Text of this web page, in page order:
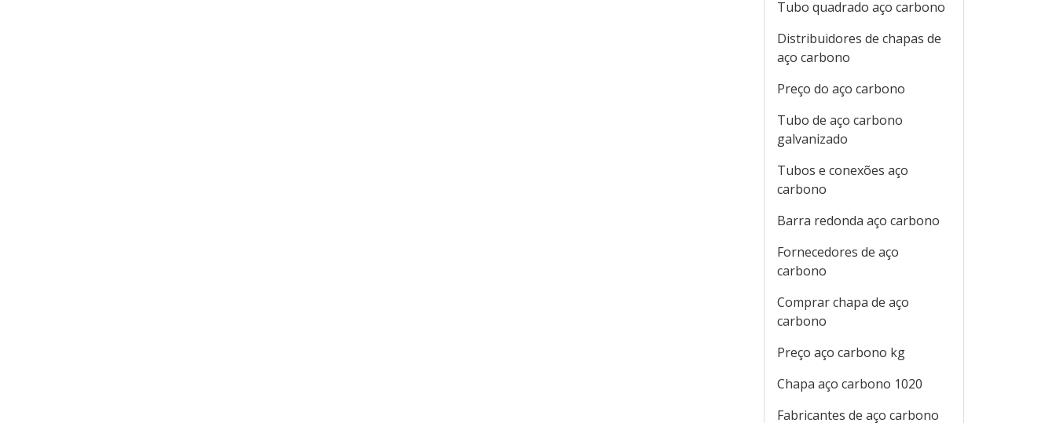
Tubo quadrado aço carbono
Distribuidores de chapas de
aço carbono
Preço do aço carbono
Tubo de aço carbono
galvanizado
Tubos e conexões aço
carbono
Barra redonda aço carbono
Fornecedores de aço
carbono
Comprar chapa de aço
carbono
Preço aço carbono kg
Chapa aço carbono 1020
Fabricantes de aço carbono